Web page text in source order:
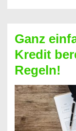
bekommen?
So
ist
es
möglich!
Ganz
Kredit
Regeln!